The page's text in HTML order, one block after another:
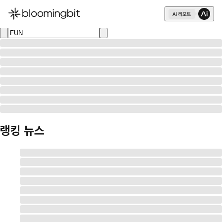
한국어
English
日本語
랭킹 뉴스